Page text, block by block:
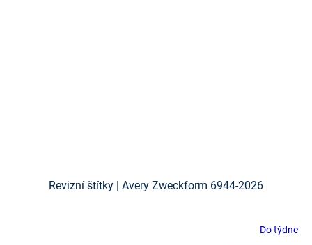
Revizní štítky | Avery Zweckform 6944-2026
Do týdne